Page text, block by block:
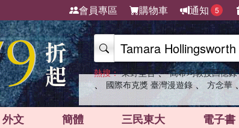
會員專區 購物車 通知 5
熱搜： 東野圭吾 、 高希均教授回憶錄
、 國際布克獎 臺灣漫遊錄 、 方念華 、
外文 簡體 三民東大 電子書